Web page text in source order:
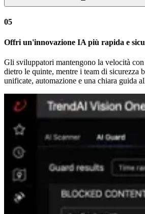
05
Offri un'innovazione IA più rapida e
Gli sviluppatori mantengono la velocità
dietro le quinte, mentre i team di sicurezza
unificate, automazione e una chiara guida